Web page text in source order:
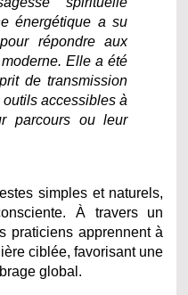
énergétique a su
répondre aux
Elle a été
de transmission
accessibles à
parcours ou leur
simples et naturels,
À travers un
praticiens apprennent à
ciblée, favorisant une
global.